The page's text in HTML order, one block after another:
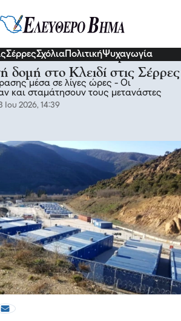
ΣέρρεςΣχόλια ΠολιτικήΨυχαγωγία
να αποδράσουν
δομή στο Κλειδί στις Σέρρες
μέσα σε λίγες ώρες - Οι
και σταμάτησουν τους μετανάστες
Ιου 2026, 14:39